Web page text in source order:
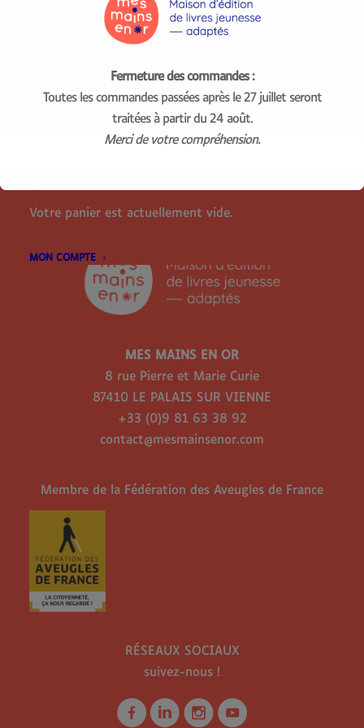
Co-conception avec les publics
Bibliothèques inclusives
Votre panier est actuellement vide.
MON COMPTE
Nous y parlons notamment de notre prochain titre
Mon herbier tactile, une création originale de
MES MAINS EN OR
8 rue Pierre et Marie Curie
87410 LE PALAIS SUR VIENNE
+33 (0)9 81 63 38 92
contact@mesmainsenor.com
Membre de la Fédération des Aveugles de France
RÉSEAUX SOCIAUX
suivez-nous !
Fermeture des commandes :
Toutes les commandes passées après le 27 juillet seront
traitées à partir du 24 août.
Merci de votre compréhension.